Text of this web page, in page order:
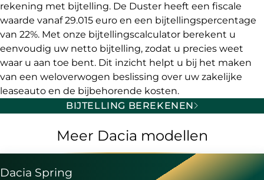
rekening met bijtelling. De Duster heeft een fiscale
waarde vanaf 29.015 euro en een bijtellingspercentage
van 22%. Met onze bijtellingscalculator berekent u
eenvoudig uw netto bijtelling, zodat u precies weet
waar u aan toe bent. Dit inzicht helpt u bij het maken
van een weloverwogen beslissing over uw zakelijke
leaseauto en de bijbehorende kosten.
BIJTELLING BEREKENEN
Meer Dacia modellen
Dacia Spring